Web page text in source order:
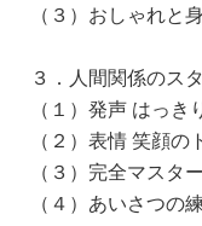
（３）おしゃれと
３．人間関係のス
（１）発声 はっ
（２）表情 笑顔の
（３）完全マスタ
（４）あいさつの